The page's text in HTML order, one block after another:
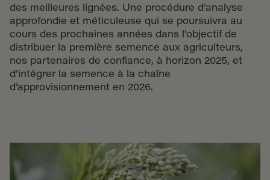
des meilleures lignées. Une procédure d’analyse
approfondie et méticuleuse qui se poursuivra au
cours des prochaines années dans l’objectif de
distribuer la première semence aux agriculteurs,
nos partenaires de confiance, à horizon 2025, et
d’intégrer la semence à la chaîne
d’approvisionnement en 2026.